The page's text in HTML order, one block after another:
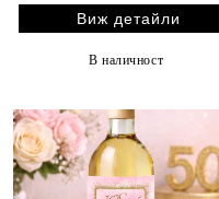
Виж детайли
В наличност